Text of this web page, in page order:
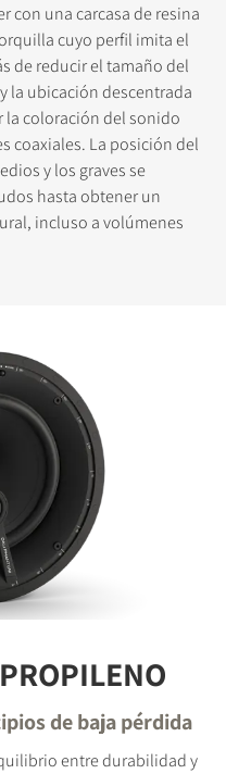
con una carcasa de resina
cuyo perfil imita el
de reducir el tamaño del
la ubicación descentrada
coloración del sonido
coaxiales. La posición del
y los graves se
hasta obtener un
incluso a volúmenes
de baja pérdida
entre durabilidad y